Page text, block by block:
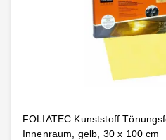
FOLIATEC Kunststoff
Innenraum, gelb, 30 x 100 cm